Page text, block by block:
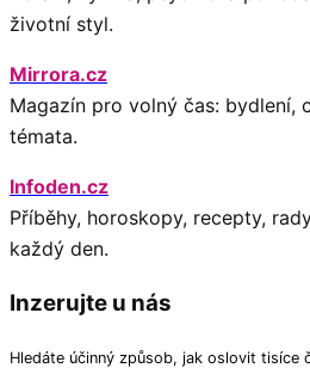
životní styl.
Mirrora.cz
Magazín pro volný čas: bydlení,
témata.
Infoden.cz
Příběhy, horoskopy, recepty,
každý den.
Inzerujte u nás
Hledáte účinný způsob, jak oslovit tisíce